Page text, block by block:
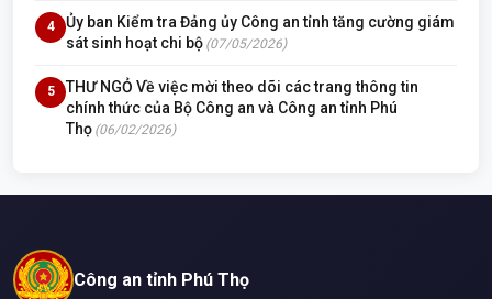
4
Ủy ban Kiểm tra Đảng ủy Công an tỉnh tăng cường giám
sát sinh hoạt chi bộ (07/05/2026)
5
THƯ NGỎ Về việc mời theo dõi các trang thông tin
chính thức của Bộ Công an và Công an tỉnh Phú
Thọ (06/02/2026)
Công an tỉnh Phú Thọ